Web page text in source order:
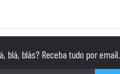
blá, blás? Receba tudo por email.